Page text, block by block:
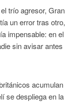
trío agresor, Gran
un error tras otro,
impensable: en el
sin avisar antes
acumulan
se despliega en la